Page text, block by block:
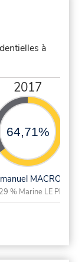
à
2017
64,71%
MACRON
% Marine LE PEN